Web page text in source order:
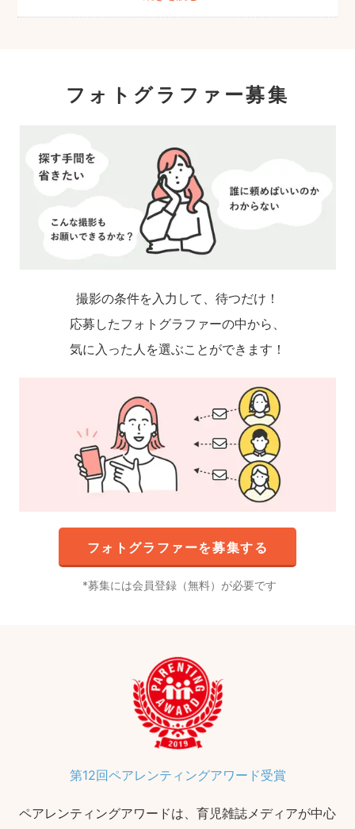
フォトグラファー募集
撮影の条件を入力して、待つだけ！
応募したフォトグラファーの中から、
気に入った人を選ぶことができます！
フォトグラファーを募集する
募集には会員登録（無料）が必要です
第12回ペアレンティングアワード受賞
ペアレンティングアワードは、育児雑誌メディアが中心